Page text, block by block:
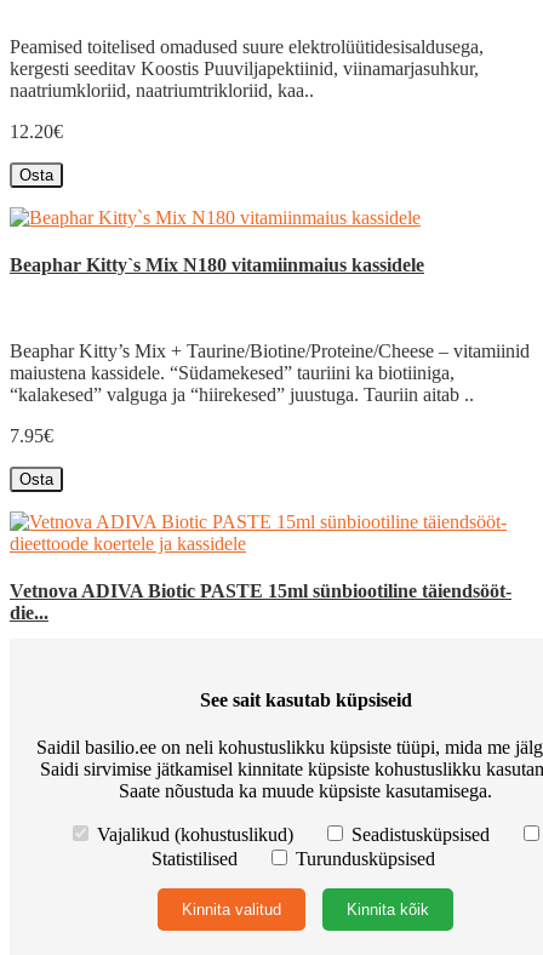
Peamised toitelised omadused suure elektrolüütidesisaldusega,
kergesti seeditav Koostis Puuviljapektiinid, viinamarjasuhkur,
naatriumkloriid, naatriumtrikloriid, kaa..
12.20€
Osta
Beaphar Kitty`s Mix N180 vitamiinmaius kassidele
Beaphar Kitty’s Mix + Taurine/Biotine/Proteine/Cheese – vitamiinid
maiustena kassidele. “Südamekesed” tauriini ka biotiiniga,
“kalakesed” valguga ja “hiirekesed” juustuga. Tauriin aitab ..
7.95€
Osta
Vetnova ADIVA Biotic PASTE 15ml sünbiootiline täiendsööt-
die...
sünbiootiline täiendsööt-dieettoode koertele ja kassidele, mis
teg..
See sait kasutab küpsiseid
Saidil basilio.ee on neli kohustuslikku küpsiste tüüpi, mida me
Saidi sirvimise jätkamisel kinnitate küpsiste kohustuslikku
Saate nõustuda ka muude küpsiste kasutamisega.
Vajalikud (kohustuslikud)
Seadistusküpsised
Statistilised
Turundusküpsised
Kinnita valitud Kinnita kõik